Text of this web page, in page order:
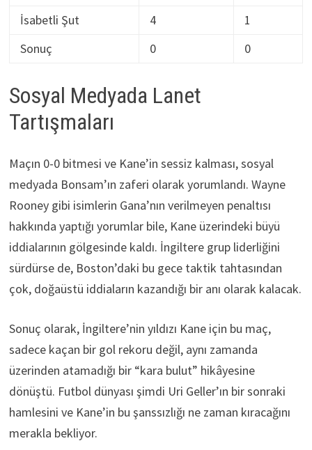
İsabetli Şut
4
1
Sonuç
0 0
Sosyal Medyada Lanet
Tartışmaları
Maçın 0-0 bitmesi ve Kane’in sessiz kalması, sosyal
medyada Bonsam’ın zaferi olarak yorumlandı. Wayne
Rooney gibi isimlerin Gana’nın verilmeyen penaltısı
hakkında yaptığı yorumlar bile, Kane üzerindeki büyü
iddialarının gölgesinde kaldı. İngiltere grup liderliğini
sürdürse de, Boston’daki bu gece taktik tahtasından
çok, doğaüstü iddiaların kazandığı bir anı olarak kalacak.
Sonuç olarak, İngiltere’nin yıldızı Kane için bu maç,
sadece kaçan bir gol rekoru değil, aynı zamanda
üzerinden atamadığı bir “kara bulut” hikâyesine
dönüştü. Futbol dünyası şimdi Uri Geller’ın bir sonraki
hamlesini ve Kane’in bu şanssızlığı ne zaman kıracağını
merakla bekliyor.